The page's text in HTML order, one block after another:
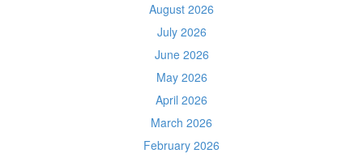
August 2026
July 2026
June 2026
May 2026
April 2026
March 2026
February 2026